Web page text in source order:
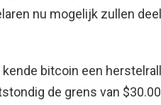
nu mogelijk zullen
bitcoin een
de grens van